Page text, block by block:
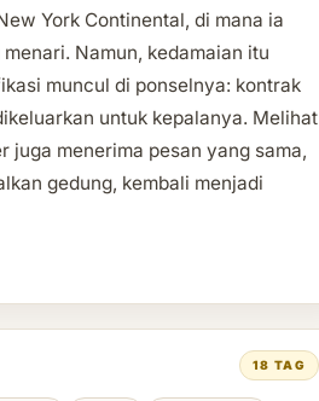
York Continental, di mana ia
Namun, kedamaian itu
muncul di ponselnya: kontrak
untuk kepalanya. Melihat
juga menerima pesan yang sama,
gedung, kembali menjadi
18 TAG